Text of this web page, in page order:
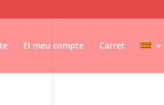
El meu compte Carret